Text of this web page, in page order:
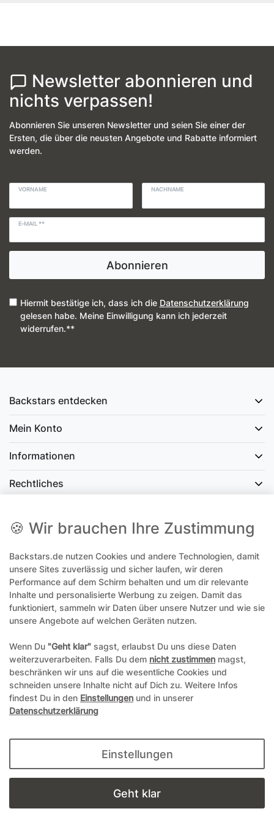
Newsletter abonnieren und
nichts verpassen!
Abonnieren Sie unseren Newsletter und seien Sie einer der
Ersten, die über die neusten Angebote und Rabatte informiert
werden.
VORNAME NACHNAME
E-MAIL **
Abonnieren
Hiermit bestätige ich, dass ich die Daten­schutz­erklärung
gelesen habe. Meine Einwilligung kann ich jederzeit
widerrufen.**
Backstars entdecken
Mein Konto
Informationen
Rechtliches
office@backstars.de
Wir antworten Ihnen schnellstmöglich. An Sonn- und Feiertagen kann
es evtl. zu Verzögerungen kommen.
07306 306239¹
Freitags am besten zwischen 8-12 Uhr
¹Telefonieren zum üblichen Ortstarif. Verbindugsgebühren für Anrufe
aus dem Mobilfunknetz können ggf. abweichen.
*Alle Preise inkl. gesetzl. Mehrwertsteuer und ggf. zzgl.
© Copyright 2004-2026 durch Andreas Zöllner. Alle Rechte
vorbehalten.
powered bywebimpact GmbH
🍪 Wir brauchen Ihre Zustimmung
Backstars.de nutzen Cookies und andere Technologien, damit
unsere Sites zuverlässig und sicher laufen, wir deren
Performance auf dem Schirm behalten und um dir relevante
Inhalte und personalisierte Werbung zu zeigen. Damit das
funktioniert, sammeln wir Daten über unsere Nutzer und wie sie
unsere Angebote auf welchen Geräten nutzen.
Wenn Du "Geht klar" sagst, erlaubst Du uns diese Daten
weiterzuverarbeiten. Falls Du dem nicht zustimmen magst,
beschränken wir uns auf die wesentliche Cookies und
schneiden unsere Inhalte nicht auf Dich zu. Weitere Infos
findest Du in den Einstellungen und in unserer
Datenschutzerklärung
Einstellungen
Geht klar